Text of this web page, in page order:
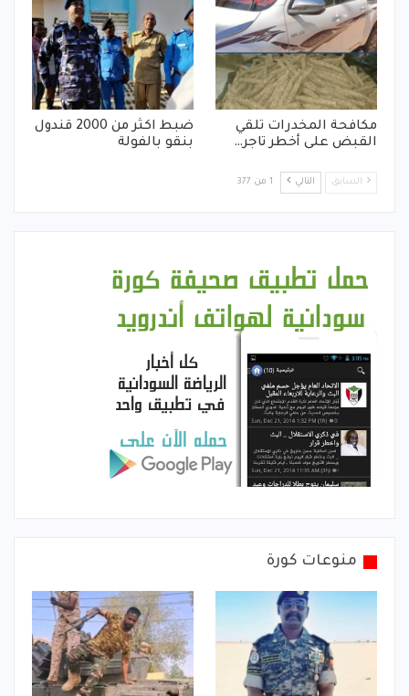
مكافحة المخدرات تلقي
القبض على أخطر تاجر…
ضبط اكثر من 2000 قندول
بنقو بالفولة
السابق التالي 1 من 377
منوعات كورة